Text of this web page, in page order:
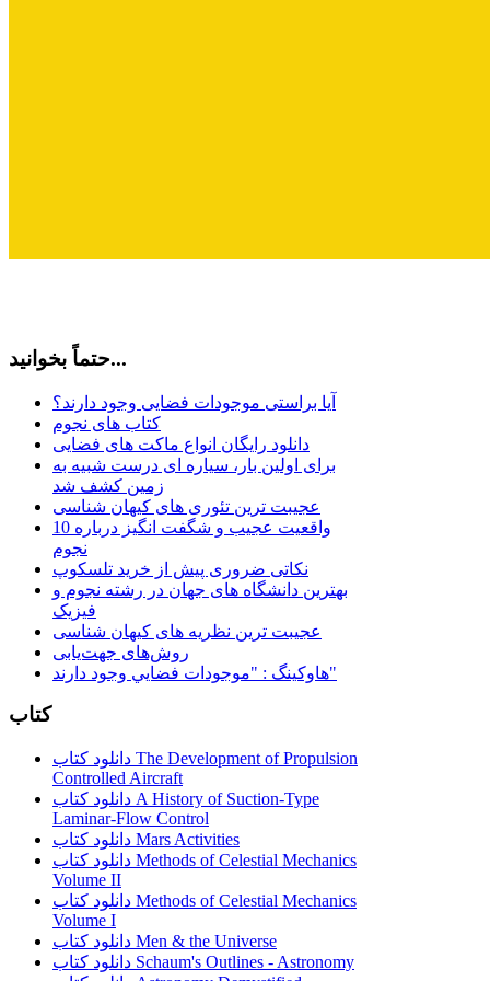
حتماً بخوانید...
آیا براستی موجودات فضایی وجود دارند؟
کتاب های نجوم
دانلود رایگان انواع ماکت های فضایی
برای اولین بار، سیاره ای درست شبیه به
زمین کشف شد
عجیبت ترین تئوری های کیهان شناسی
10 واقعیت عجیب و شگفت انگیز درباره
نجوم
نکاتی ضروری پیش از خرید تلسکوپ
بهترین دانشگاه های جهان در رشته نجوم و
فیزیک
عجیبت ترین نظریه های کیهان شناسی
روش‌های جهت‌یابی
هاوكينگ : "موجودات فضايي وجود دارند"
کتاب
دانلود کتاب The Development of Propulsion
Controlled Aircraft
دانلود کتاب A History of Suction-Type
Laminar-Flow Control
دانلود کتاب Mars Activities
دانلود کتاب Methods of Celestial Mechanics
Volume II
دانلود کتاب Methods of Celestial Mechanics
Volume I
دانلود کتاب Men & the Universe
دانلود کتاب Schaum's Outlines - Astronomy